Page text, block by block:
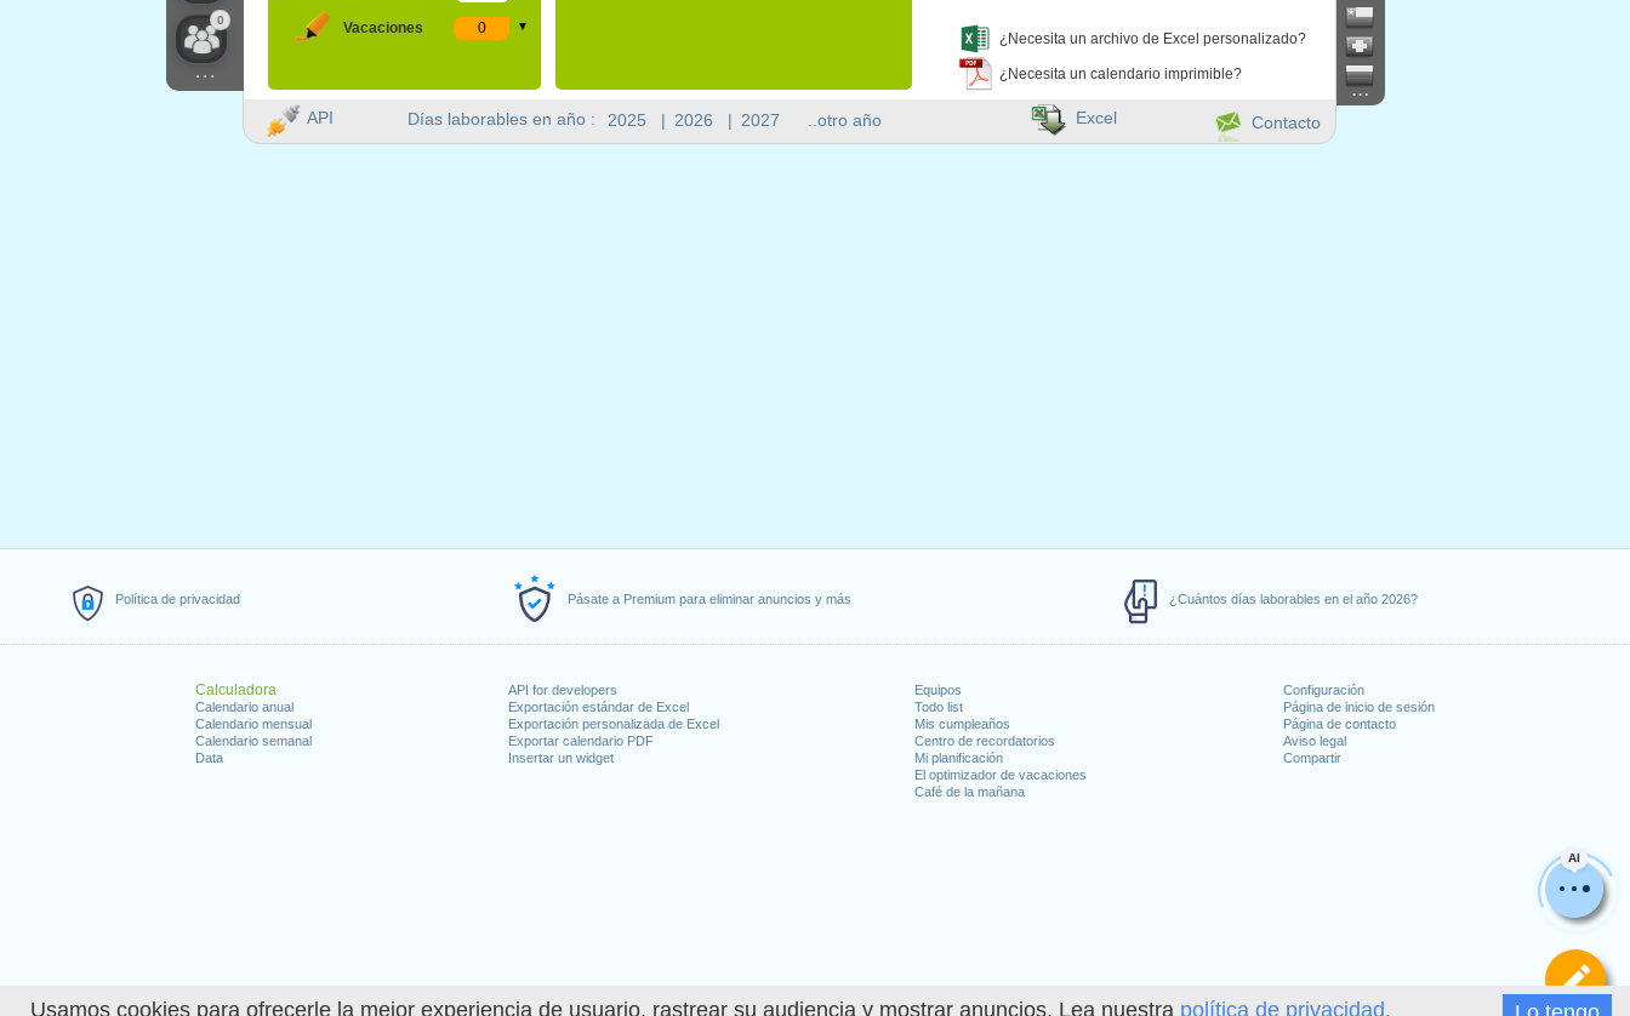
Usamos cookies para ofrecerle la mejor experiencia de usuario, rastrear su audiencia y mostrar anuncios. Lea nuestra política de privacidad.
Política de privacidad Pásate a Premium para eliminar anuncios y más ¿Cuántos días laborables en el año 2026?
Calculadora
Calendario anual
Calendario mensual
Calendario semanal
Data
API for developers
Exportación estándar de Excel
Exportación personalizada de Excel
Exportar calendario PDF
Insertar un widget
Equipos
Todo list
Mis cumpleaños
Centro de recordatorios
Mi planificación
El optimizador de vacaciones
Café de la mañana
Configuración
Página de inicio de sesión
Página de contacto
Aviso legal
Compartir
Vacaciones ▼
¿Necesita un archivo de Excel personalizado?
¿Necesita un calendario imprimible?
AI
0
...
Días laborables en año : 2025 | 2026 | 2027 ..otro año
...
API Contacto
Excel